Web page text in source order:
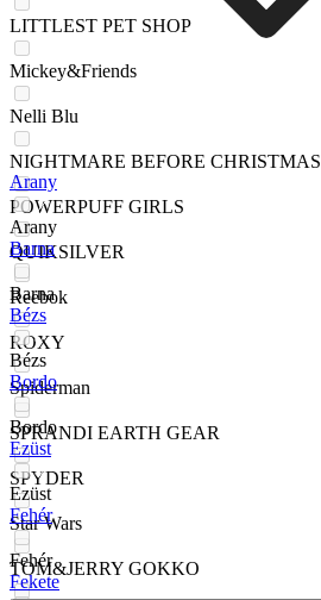
LITTLEST PET SHOP
Mickey&Friends
Nelli Blu
NIGHTMARE BEFORE CHRISTMAS
POWERPUFF GIRLS
QUIKSILVER
Reebok
ROXY
Spiderman
SPRANDI EARTH GEAR
SPYDER
Star Wars
TOM&JERRY GOKKO
Arany
Arany
Barna
Barna
Bézs
Bézs
Bordo
Bordo
Ezüst
Ezüst
Fehér
Fehér
Fekete